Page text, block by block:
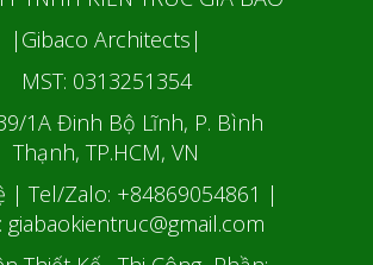
|Gibaco Architects|
MST: 0313251354
1A Đinh Bộ Lĩnh, P. Bình
Thạnh, TP.HCM, VN
| Tel/Zalo: +84869054861 |
giabaokientruc@gmail.com